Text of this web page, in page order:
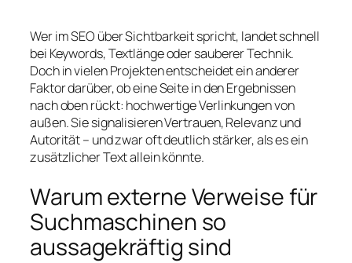
Wer im SEO über Sichtbarkeit spricht, landet schnell
bei Keywords, Textlänge oder sauberer Technik.
Doch in vielen Projekten entscheidet ein anderer
Faktor darüber, ob eine Seite in den Ergebnissen
nach oben rückt: hochwertige Verlinkungen von
außen. Sie signalisieren Vertrauen, Relevanz und
Autorität – und zwar oft deutlich stärker, als es ein
zusätzlicher Text allein könnte.
Warum externe Verweise für
Suchmaschinen so
aussagekräftig sind